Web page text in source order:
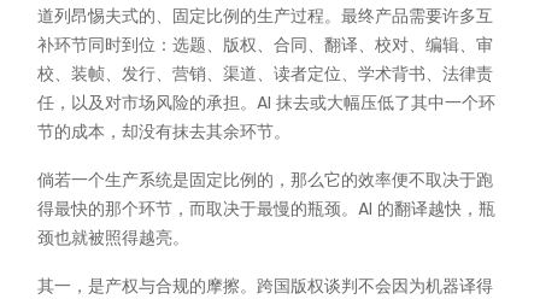
道列昂惕夫式的、固定比例的生产过程。最终产品需要许多互
补环节同时到位：选题、版权、合同、翻译、校对、编辑、审
校、装帧、发行、营销、渠道、读者定位、学术背书、法律责
任，以及对市场风险的承担。AI 抹去或大幅压低了其中一个环
节的成本，却没有抹去其余环节。
倘若一个生产系统是固定比例的，那么它的效率便不取决于跑
得最快的那个环节，而取决于最慢的瓶颈。AI 的翻译越快，瓶
颈也就被照得越亮。
其一，是产权与合规的摩擦。跨国版权谈判不会因为机器译得